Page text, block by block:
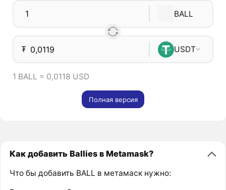
BALL
₮ USDT
1 BALL = 0,0118 USD
Полная версия
Как добавить Ballies в Metamask?
Что бы добавить BALL в метамаск нужно: